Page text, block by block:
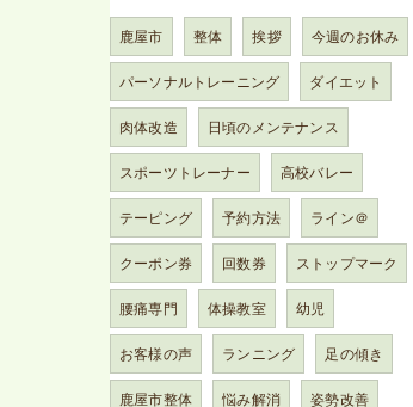
鹿屋市 整体 挨拶 今週のお休み
パーソナルトレーニング ダイエット
肉体改造 日頃のメンテナンス
スポーツトレーナー 高校バレー
テーピング 予約方法 ライン＠
クーポン券 回数券 ストップマーク
腰痛専門 体操教室 幼児
お客様の声 ランニング 足の傾き
鹿屋市整体 悩み解消 姿勢改善